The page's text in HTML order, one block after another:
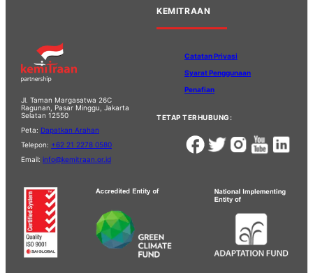
Jl. Taman Margasatwa 26C
Ragunan, Pasar Minggu, Jakarta
Selatan 12550
Peta: Dapatkan Arahan
Telepon: +62 21 2278 0580
Email: info@kemitraan.or.id
KEMITRAAN
Catatan Privasi
Syarat Penggunaan
Penafian
TETAP TERHUBUNG: